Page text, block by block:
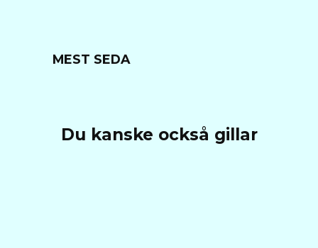
MEST SEDA
Du kanske också gillar